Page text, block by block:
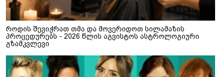
როდის შევიჭრათ თმა და მოვერიდოთ სილამაზის
პროცედურებს - 2026 წლის აგვისტოს ასტროლოგიური
გზამკვლევი